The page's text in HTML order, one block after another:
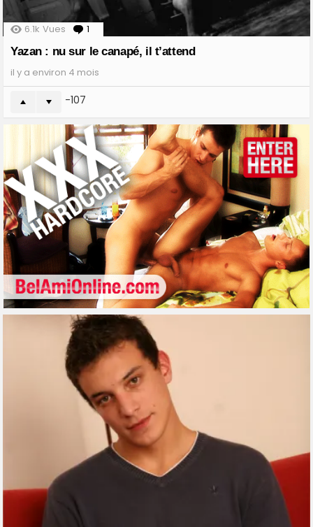
6.1k Vues 1
Yazan : nu sur le canapé, il t’attend
il y a environ 4 mois
-107